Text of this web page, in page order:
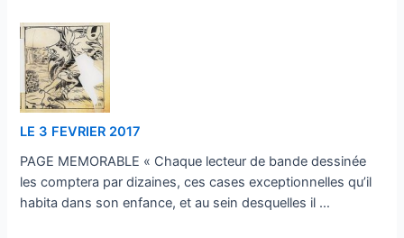
LE 3 FEVRIER 2017
PAGE MEMORABLE « Chaque lecteur de bande dessinée
les comptera par dizaines, ces cases exceptionnelles qu’il
habita dans son enfance, et au sein desquelles il …